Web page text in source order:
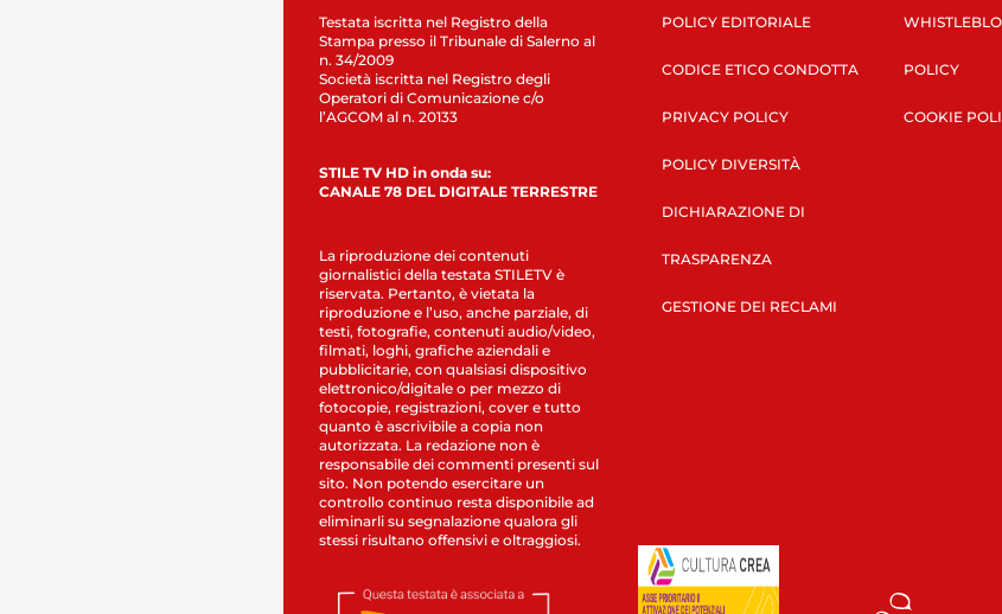
Testata iscritta nel Registro della
Stampa presso il Tribunale di Salerno al
n. 34/2009
Società iscritta nel Registro degli
Operatori di Comunicazione c/o
l’AGCOM al n. 20133
STILE TV HD in onda su:
CANALE 78 DEL DIGITALE TERRESTRE
La riproduzione dei contenuti
giornalistici della testata STILETV è
riservata. Pertanto, è vietata la
riproduzione e l’uso, anche parziale, di
testi, fotografie, contenuti audio/video,
filmati, loghi, grafiche aziendali e
pubblicitarie, con qualsiasi dispositivo
elettronico/digitale o per mezzo di
fotocopie, registrazioni, cover e tutto
quanto è ascrivibile a copia non
autorizzata. La redazione non è
responsabile dei commenti presenti sul
sito. Non potendo esercitare un
controllo continuo resta disponibile ad
eliminarli su segnalazione qualora gli
stessi risultano offensivi e oltraggiosi.
POLICY EDITORIALE
CODICE ETICO CONDOTTA
PRIVACY POLICY
POLICY DIVERSITÀ
DICHIARAZIONE DI
TRASPARENZA
GESTIONE DEI RECLAMI
POLICY
COOKIE